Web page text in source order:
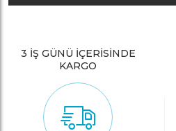
3 İŞ GÜNÜ İÇERİSİNDE
KARGO